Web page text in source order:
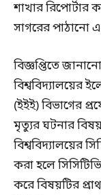
শাখার রিপোর্টার
সাগরের পাঠানো
বিজ্ঞপ্তিতে
বিশ্ববিদ্যালয়ের
(ইইই) বিভাগের
মৃত্যুর ঘটনার
বিশ্ববিদ্যালয়ের
করা হলে
করে বিষয়টির